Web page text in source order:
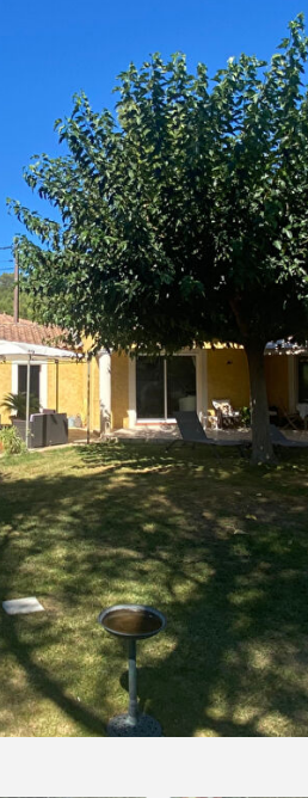
Louer un
Louer une maison
Louer un parking
Louer un commerce
Louer des bureaux